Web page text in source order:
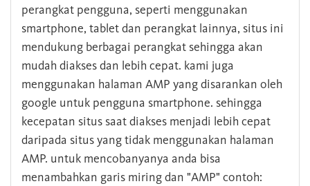
perangkat pengguna, seperti menggunakan
smartphone, tablet dan perangkat lainnya, situs ini
mendukung berbagai perangkat sehingga akan
mudah diakses dan lebih cepat. kami juga
menggunakan halaman AMP yang disarankan oleh
google untuk pengguna smartphone. sehingga
kecepatan situs saat diakses menjadi lebih cepat
daripada situs yang tidak menggunakan halaman
AMP. untuk mencobanyanya anda bisa
menambahkan garis miring dan "AMP" contoh: